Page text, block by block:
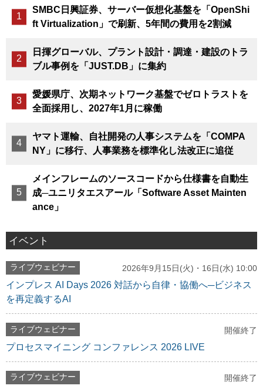
SMBC日興証券、サーバー仮想化基盤を「OpenShi
ft Virtualization」で刷新、5年間の費用を2割減
日揮グローバル、プラント設計・調達・建設のトラ
ブル事例を「JUST.DB」に集約
愛媛県庁、次期ネットワーク基盤でゼロトラストを
全面採用し、2027年1月に稼働
ヤマト運輸、自社開発の人事システムを「COMPA
NY」に移行、人事業務を標準化し法改正に追従
メインフレームのソースコードから仕様書を自動生
成─ユニリタエスアール「Software Asset Mainten
ance」
イベント
ライブウェビナー 2026年9月15日(火)・16日(水) 10:00
インプレス AI Days 2026 対話から自律・協働へ─ビジネス
を再定義するAI
ライブウェビナー 開催終了
プロセスマイニング コンファレンス 2026 LIVE
ライブウェビナー 開催終了